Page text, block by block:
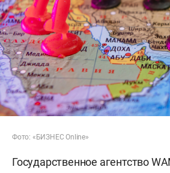
Фото: «БИЗНЕС Online»
Государственное агентство